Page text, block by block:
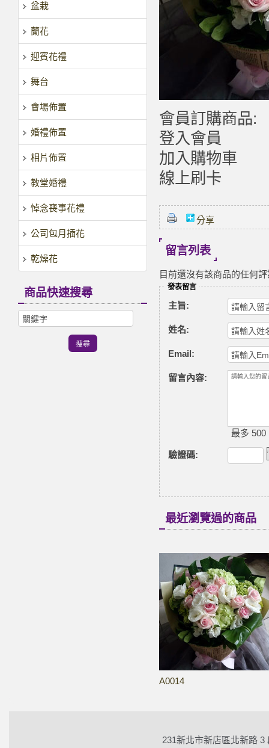
盆栽
蘭花
迎賓花禮
舞台
會場佈置
婚禮佈置
相片佈置
教堂婚禮
悼念喪事花禮
公司包月插花
乾燥花
商品快速搜尋
會員訂購商品:
登入會員
加入購物車
線上刷卡
分享
留言列表
目前還沒有該商品的任何
發表留言
主旨:
姓名:
Email:
留言內容:
最多 500
驗證碼:
最近瀏覽過的商品
A0014
231新北市新店區北新路